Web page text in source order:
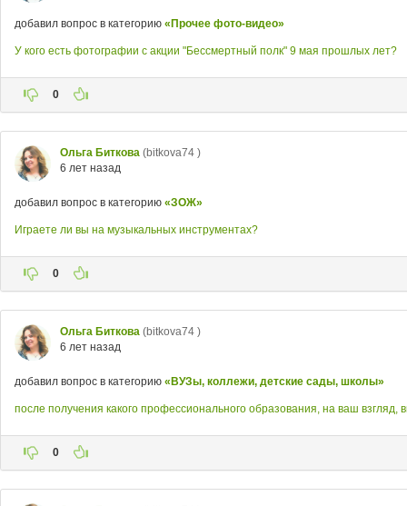
добавил вопрос в категорию «Прочее фото-видео»
У кого есть фотографии с акции "Бессмертный полк" 9 мая прошлых лет?
0
Ольга Биткова (bitkova74 )
6 лет назад
добавил вопрос в категорию «ЗОЖ»
Играете ли вы на музыкальных инструментах?
0
Ольга Биткова (bitkova74 )
6 лет назад
добавил вопрос в категорию «ВУЗы, коллежи, детские сады, школы»
после получения какого профессионального образования, на ваш
0